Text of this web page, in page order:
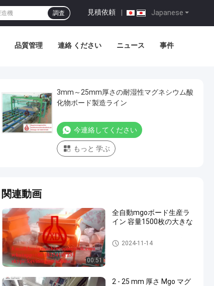
Japanese
見積依頼
調査
品質管理 連絡 ください ニュース 事件
3mm～25mm厚さの耐湿性マグネシウム酸
化物ボード製造ライン
今連絡してください
もっと 学ぶ
関連動画
00:51
全自動mgoボード生産ラ
イン 容量1500枚の大きな
マグネシウム酸化板の生産ラ
イン
2024-11-14
2 - 25 mm 厚さ Mgo マグ